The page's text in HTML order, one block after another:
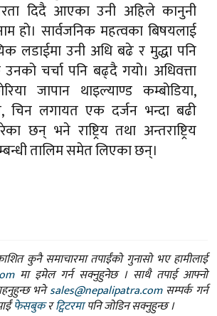
दिदै आएका उनी अहिले कानुनी
हो। सार्वजनिक महत्वका बिषयलाई
लडाईमा उनी अधि बढे र मुद्धा पनि
चर्चा पनि बढ्दै गयो। अधिवत्ता
जापान थाइल्याण्ड कम्बोडिया,
चिन लगायत एक दर्जन भन्दा बढी
छन् भने राष्ट्रिय तथा अन्तराष्ट्रिय
तालिम समेत लिएका छन्।
कुनै समाचारमा तपाईंको गुनासो भए हामीलाई
मा इमेल गर्न सक्नुहुनेछ । साथै तपाई आफ्नो
भनेsales@nepalipatra.comसम्पर्क गर्न
फेसबुकरट्विटरमापनि जोडिन सक्नुहुन्छ ।